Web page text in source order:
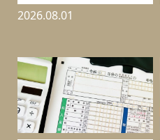
2026.08.01